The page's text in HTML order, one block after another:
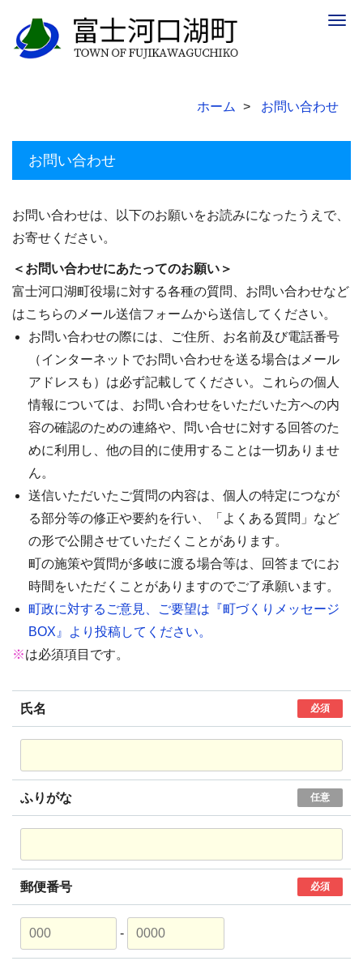
ホーム お問い合わせ
お問い合わせ
お問い合わせは、以下のお願いをお読みになったうえで、
お寄せください。
＜お問い合わせにあたってのお願い＞
富士河口湖町役場に対する各種の質問、お問い合わせなど
はこちらのメール送信フォームから送信してください。
お問い合わせの際には、ご住所、お名前及び電話番号
（インターネットでお問い合わせを送る場合はメール
アドレスも）は必ず記載してください。これらの個人
情報については、お問い合わせをいただいた方への内
容の確認のための連絡や、問い合せに対する回答のた
めに利用し、他の目的に使用することは一切ありませ
ん。
送信いただいたご質問の内容は、個人の特定につなが
る部分等の修正や要約を行い、「よくある質問」など
の形で公開させていただくことがあります。
町の施策や質問が多岐に渡る場合等は、回答までにお
時間をいただくことがありますのでご了承願います。
町政に対するご意見、ご要望は『町づくりメッセージ
BOX』より投稿してください。
※は必須項目です。
氏名 必須
ふりがな 任意
郵便番号 必須
-